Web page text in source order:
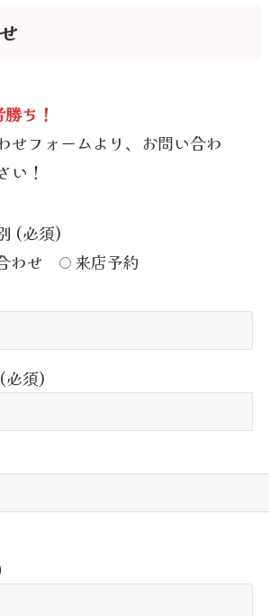
ち！
せフォームより、お問い合わ
い！
(必須)
わせ
来店予約
必須)